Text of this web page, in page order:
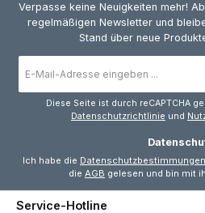
Verpasse keine Neuigkeiten mehr!
regelmäßigen Newsletter und
Stand über neue
Mail-
*
Diese Seite ist durch reCAPTCHA
Datenschutzrichtlinie und
Ich habe die Datenschutzbestimmungen
die AGB gelesen und bin mit
Service-Hotline